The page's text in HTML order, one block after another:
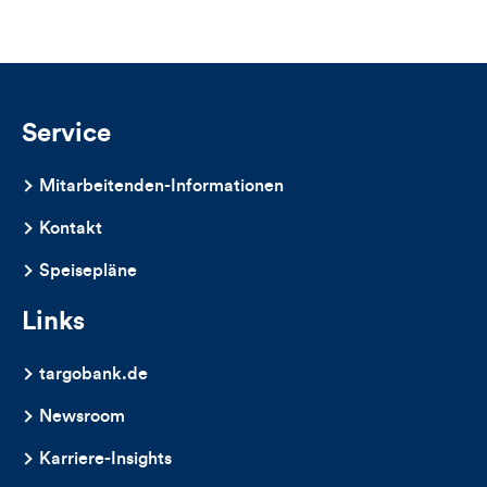
Kommentare
dieses
Artikels
Service
Mitarbeitenden-Informationen
Kontakt
Speisepläne
Links
targobank.de
Newsroom
Karriere-Insights